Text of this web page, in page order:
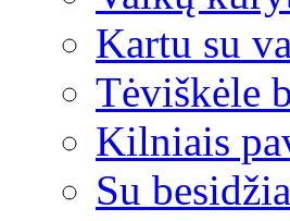
Kartu su
Tėviškėle
Kilniais
Su